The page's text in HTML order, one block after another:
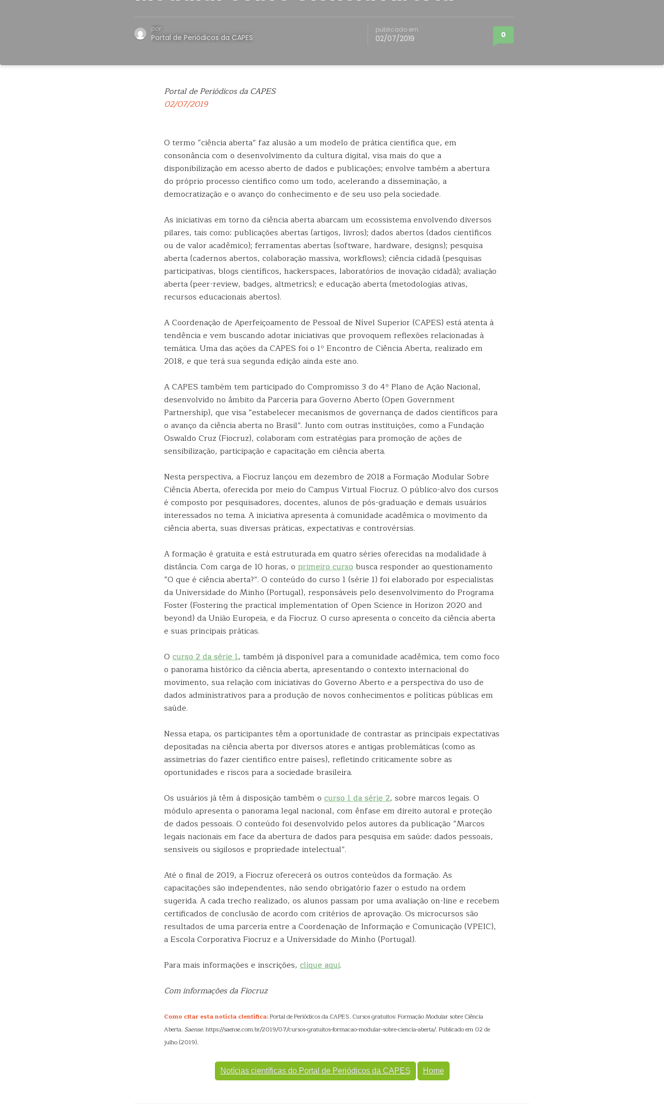
por
Portal de Periódicos da CAPES
publicado em
02/07/2019 0
Portal de Periódicos da CAPES
02/07/2019
O termo “ciência aberta” faz alusão a um modelo de prática científica que, em
consonância com o desenvolvimento da cultura digital, visa mais do que a
disponibilização em acesso aberto de dados e publicações; envolve também a abertura
do próprio processo científico como um todo, acelerando a disseminação, a
democratização e o avanço do conhecimento e de seu uso pela sociedade.
As iniciativas em torno da ciência aberta abarcam um ecossistema envolvendo diversos
pilares, tais como: publicações abertas (artigos, livros); dados abertos (dados científicos
ou de valor acadêmico); ferramentas abertas (software, hardware, designs); pesquisa
aberta (cadernos abertos, colaboração massiva, workflows); ciência cidadã (pesquisas
participativas, blogs científicos, hackerspaces, laboratórios de inovação cidadã); avaliação
aberta (peer-review, badges, altmetrics); e educação aberta (metodologias ativas,
recursos educacionais abertos).
A Coordenação de Aperfeiçoamento de Pessoal de Nível Superior (CAPES) está atenta à
tendência e vem buscando adotar iniciativas que provoquem reflexões relacionadas à
temática. Uma das ações da CAPES foi o 1º Encontro de Ciência Aberta, realizado em
2018, e que terá sua segunda edição ainda este ano.
A CAPES também tem participado do Compromisso 3 do 4º Plano de Ação Nacional,
desenvolvido no âmbito da Parceria para Governo Aberto (Open Government
Partnership), que visa “estabelecer mecanismos de governança de dados científicos para
o avanço da ciência aberta no Brasil”. Junto com outras instituições, como a Fundação
Oswaldo Cruz (Fiocruz), colaboram com estratégias para promoção de ações de
sensibilização, participação e capacitação em ciência aberta.
Nesta perspectiva, a Fiocruz lançou em dezembro de 2018 a Formação Modular Sobre
Ciência Aberta, oferecida por meio do Campus Virtual Fiocruz. O público-alvo dos cursos
é composto por pesquisadores, docentes, alunos de pós-graduação e demais usuários
interessados no tema. A iniciativa apresenta à comunidade acadêmica o movimento da
ciência aberta, suas diversas práticas, expectativas e controvérsias.
A formação é gratuita e está estruturada em quatro séries oferecidas na modalidade à
distância. Com carga de 10 horas, o primeiro cursobusca responder ao questionamento
“O que é ciência aberta?”. O conteúdo do curso 1 (série 1) foi elaborado por especialistas
da Universidade do Minho (Portugal), responsáveis pelo desenvolvimento do Programa
Foster (Fostering the practical implementation of Open Science in Horizon 2020 and
beyond) da União Europeia, e da Fiocruz. O curso apresenta o conceito da ciência aberta
e suas principais práticas.
O curso 2 da série 1, também já disponível para a comunidade acadêmica, tem como foco
o panorama histórico da ciência aberta, apresentando o contexto internacional do
movimento, sua relação com iniciativas do Governo Aberto e a perspectiva do uso de
dados administrativos para a produção de novos conhecimentos e políticas públicas em
saúde.
Nessa etapa, os participantes têm a oportunidade de contrastar as principais expectativas
depositadas na ciência aberta por diversos atores e antigas problemáticas (como as
assimetrias do fazer científico entre países), refletindo criticamente sobre as
oportunidades e riscos para a sociedade brasileira.
Os usuários já têm à disposição também o curso 1 da série 2, sobre marcos legais. O
módulo apresenta o panorama legal nacional, com ênfase em direito autoral e proteção
de dados pessoais. O conteúdo foi desenvolvido pelos autores da publicação “Marcos
legais nacionais em face da abertura de dados para pesquisa em saúde: dados pessoais,
sensíveis ou sigilosos e propriedade intelectual”.
Até o final de 2019, a Fiocruz oferecerá os outros conteúdos da formação. As
capacitações são independentes, não sendo obrigatório fazer o estudo na ordem
sugerida. A cada trecho realizado, os alunos passam por uma avaliação on-line e recebem
certificados de conclusão de acordo com critérios de aprovação. Os microcursos são
resultados de uma parceria entre a Coordenação de Informação e Comunicação (VPEIC),
a Escola Corporativa Fiocruz e a Universidade do Minho (Portugal).
Para mais informações e inscrições, clique aqui.
Com informações da Fiocruz
Como citar esta notícia científica:Portal de Periódicos da CAPES. Cursos gratuitos: Formação Modular sobre Ciência
Aberta. Saense. https://saense.com.br/2019/07/cursos-gratuitos-formacao-modular-sobre-ciencia-aberta/. Publicado em 02 de
julho (2019).
Notícias científicas do Portal de Periódicos da CAPES Home